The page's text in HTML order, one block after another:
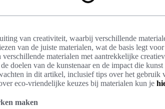
van creativiteit, waarbij verschillende
van de juiste materialen, wat de basis legt
materialen met aantrekkelijke
doelen van de kunstenaar en de impact die
in dit artikel, inclusief tips over het gebruik
eco-vriendelijke keuzes bij materialen kun je
maken